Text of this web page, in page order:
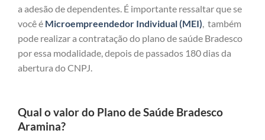
a adesão de dependentes. É importante ressaltar que se
você é Microempreendedor Individual (MEI), também
pode realizar a contratação do plano de saúde Bradesco
por essa modalidade, depois de passados 180 dias da
abertura do CNPJ.
Qual o valor do Plano de Saúde Bradesco
Aramina?